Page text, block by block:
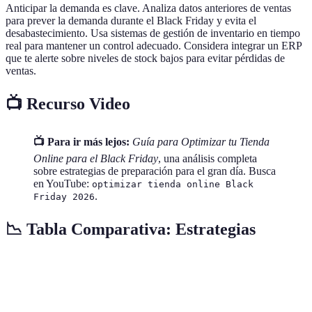
Anticipar la demanda es clave. Analiza datos anteriores de ventas
para prever la demanda durante el Black Friday y evita el
desabastecimiento. Usa sistemas de gestión de inventario en tiempo
real para mantener un control adecuado. Considera integrar un ERP
que te alerte sobre niveles de stock bajos para evitar pérdidas de
ventas.
📺 Recurso Video
📺 Para ir más lejos: Guía para Optimizar tu Tienda
Online para el Black Friday, una análisis completa
sobre estrategias de preparación para el gran día. Busca
en YouTube: optimizar tienda online Black
Friday 2026.
📉 Tabla Comparativa: Estrategias